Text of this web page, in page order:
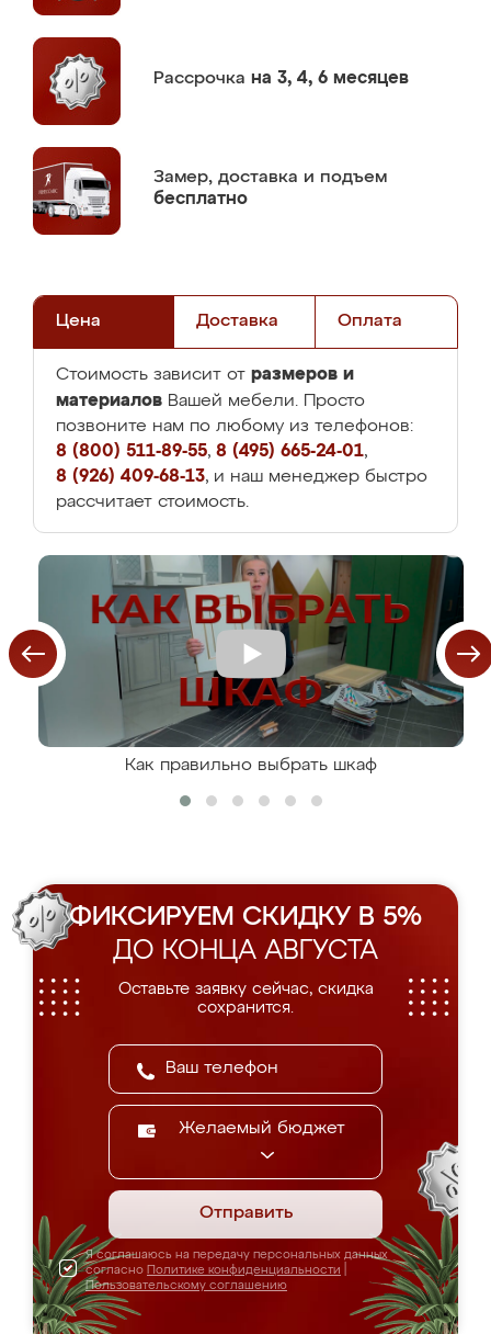
Рассрочка на 3, 4, 6 месяцев
Замер, доставка и подъем
бесплатно
Цена Доставка Оплата
Стоимость зависит от размеров и
материалов Вашей мебели. Просто
позвоните нам по любому из телефонов:
8 (800) 511-89-55, 8 (495) 665-24-01,
8 (926) 409-68-13, и наш менеджер быстро
рассчитает стоимость.
Как правильно выбрать шкаф
ФИКСИРУЕМ СКИДКУ В 5%
ДО КОНЦА АВГУСТА
Оставьте заявку сейчас, скидка
сохранится.
Желаемый бюджет
Отправить
Я соглашаюсь на передачу персональных данных
согласно Политике конфиденциальности
Пользовательскому соглашению